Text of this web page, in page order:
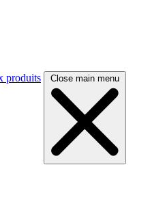
produits Close main menu